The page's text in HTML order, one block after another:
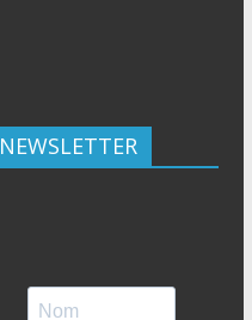
NEWSLETTER